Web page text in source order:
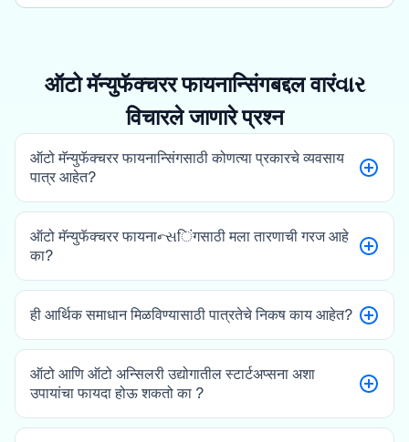
ऑटो मॅन्युफॅक्चरर फायनान्सिंगबद्दल वारंવાર
विचारले जाणारे प्रश्न
ऑटो मॅन्युफॅक्चरर फायनान्सिंगसाठी कोणत्या प्रकारचे व्यवसाय
पात्र आहेत?
ऑटो मॅन्युफॅक्चरर फायनाન્સिंगसाठी मला तारणाची गरज आहे
का?
ही आर्थिक समाधान मिळविण्यासाठी पात्रतेचे निकष काय आहेत?
ऑटो आणि ऑटो अन्सिलरी उद्योगातील स्टार्टअप्सना अशा
उपायांचा फायदा होऊ शकतो का ?